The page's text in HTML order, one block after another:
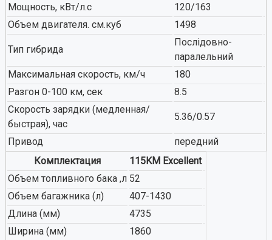
Мощность, кВт/л.с
120/163
Объем двигателя. см.куб
1498
Тип гибрида
Послідовно-
паралельний
Максимальная скорость, км/ч
180
Разгон 0-100 км, сек
8.5
Скорость зарядки (медленная/
быстрая), час
5.36/0.57
Привод
передний
Комплектация
115KM Excellent
Объем топливного бака ,л 52
Объем багажника (л)
407-1430
Длина (мм)
4735
Ширина (мм)
1860